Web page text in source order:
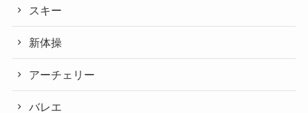
スキー
新体操
アーチェリー
バレエ